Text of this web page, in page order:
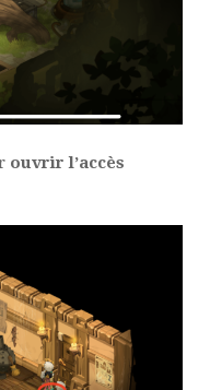
ouvrir l’accès